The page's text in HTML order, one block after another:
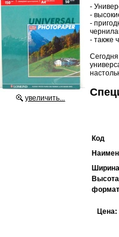
увеличить...
-
-
-
- также
Код
Цена: